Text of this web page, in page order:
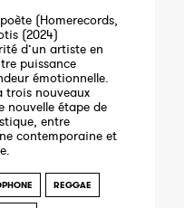
(Homerecords,
(2024)
d’un artiste en
puissance
émotionnelle.
trois nouveaux
nouvelle étape de
entre
contemporaine et
REGGAE